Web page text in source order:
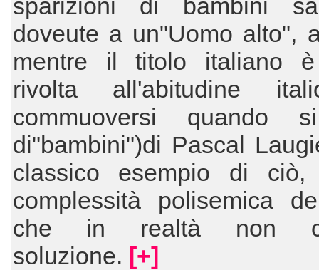
sparizioni di bambini
doveute a un"Uomo alto",
mentre il titolo italiano
rivolta all'abitudine
commuoversi quando
di"bambini")di Pascal
classico esempio di
complessità polisemica
che in realtà non
soluzione. [+]